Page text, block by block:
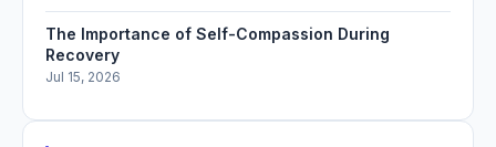
The Importance of Self-Compassion During
Recovery
Jul 15, 2026